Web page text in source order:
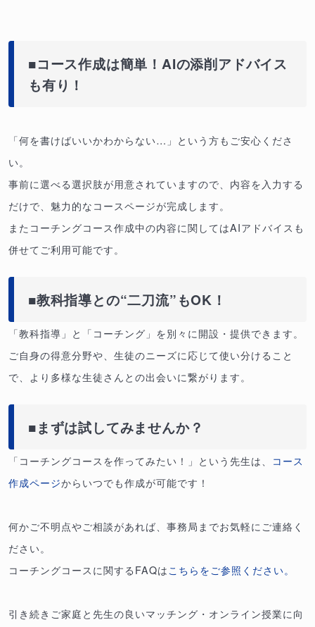
■コース作成は簡単！AIの添削アドバイス
も有り！
「何を書けばいいかわからない…」という方もご安心くださ
い。
事前に選べる選択肢が用意されていますので、内容を入力する
だけで、魅力的なコースページが完成します。
またコーチングコース作成中の内容に関してはAIアドバイスも
併せてご利用可能です。
■教科指導との“二刀流”もOK！
「教科指導」と「コーチング」を別々に開設・提供できます。
ご自身の得意分野や、生徒のニーズに応じて使い分けること
で、より多様な生徒さんとの出会いに繋がります。
■まずは試してみませんか？
「コーチングコースを作ってみたい！」という先生は、 コース
作成ページからいつでも作成が可能です！
何かご不明点やご相談があれば、事務局までお気軽にご連絡く
ださい。
コーチングコースに関するFAQはこちらをご参照ください。
引き続きご家庭と先生の良いマッチング・オンライン授業に向